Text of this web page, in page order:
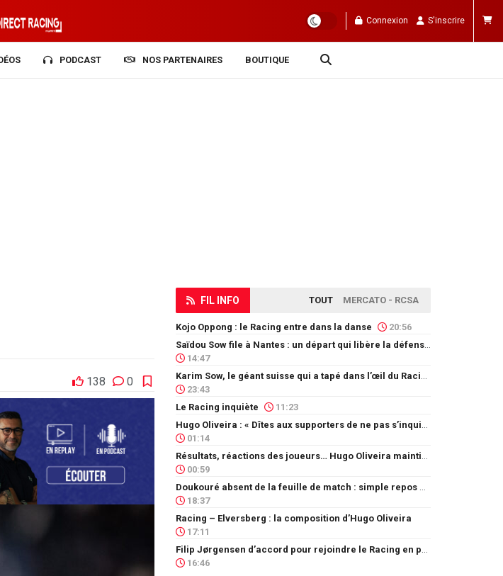
Connexion S'inscrire
PODCAST NOS PARTENAIRES BOUTIQUE
138 0
FIL INFO TOUT MERCATO - RCSA
Kojo Oppong : le Racing entre dans la danse 20:56
14:47
23:43
Le Racing inquiète
11:23
01:14
00:59
18:37
Racing – Elversberg : la composition d’Hugo Oliveira
17:11
16:46